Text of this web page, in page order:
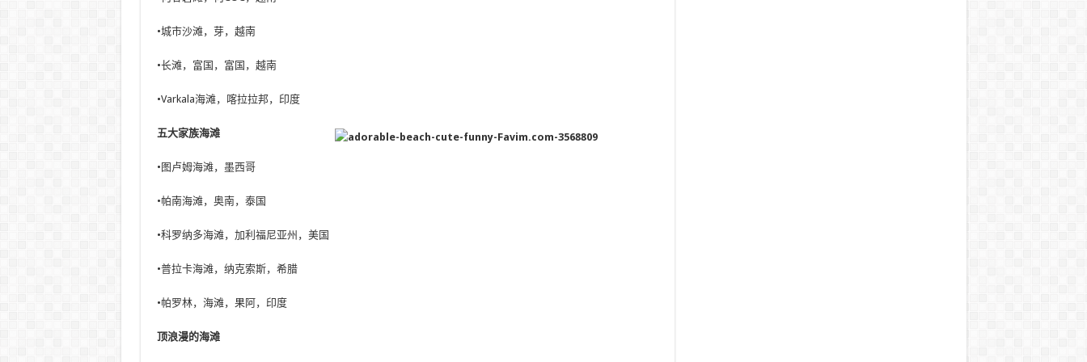
•城市沙滩，芽，越南
•长滩，富国，富国，越南
•Varkala海滩，喀拉拉邦，印度
五大家族海滩
•图卢姆海滩，墨西哥
•帕南海滩，奥南，泰国
•科罗纳多海滩，加利福尼亚州，美国
•普拉卡海滩，纳克索斯，希腊
•帕罗林，海滩，果阿，印度
顶浪漫的海滩